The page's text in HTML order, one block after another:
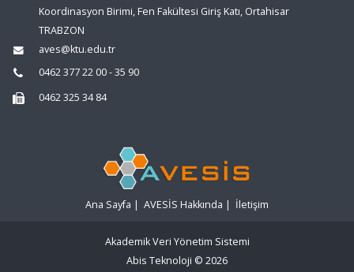
Koordinasyon Birimi, Fen Fakültesi Giriş Katı, Ortahisar
TRABZON
aves@ktu.edu.tr
0462 377 22 00 - 35 90
0462 325 34 84
Ana Sayfa | AVESİS Hakkında | İletişim
Akademik Veri Yönetim Sistemi
Abis Teknoloji © 2026